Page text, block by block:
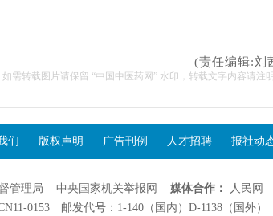
(责任编辑:刘
需转载图片请保留 “中国中医药网” 水印，转载文字内容请注明
们 版权声明 广告刊例 人才招聘 报社动
管理局 中央国家机关举报网 媒体合作： 人民网
0153 邮发代号：1-140（国内）D-1138（国外）